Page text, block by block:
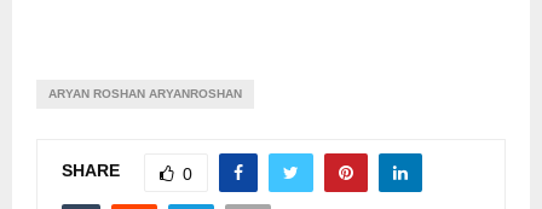
ARYAN ROSHAN ARYANROSHAN
SHARE 0